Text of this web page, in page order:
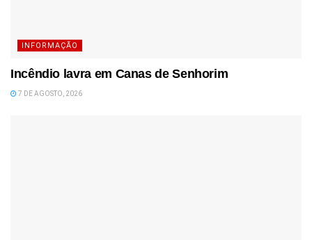
INFORMAÇÃO
Incêndio lavra em Canas de Senhorim
7 DE AGOSTO, 2026